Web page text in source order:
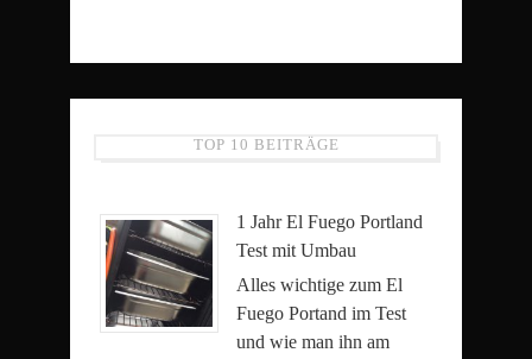
TOP 10 BEITRÄGE
1 Jahr El Fuego Portland
Test mit Umbau
Alles wichtige zum El
Fuego Portand im Test
und wie man ihn am